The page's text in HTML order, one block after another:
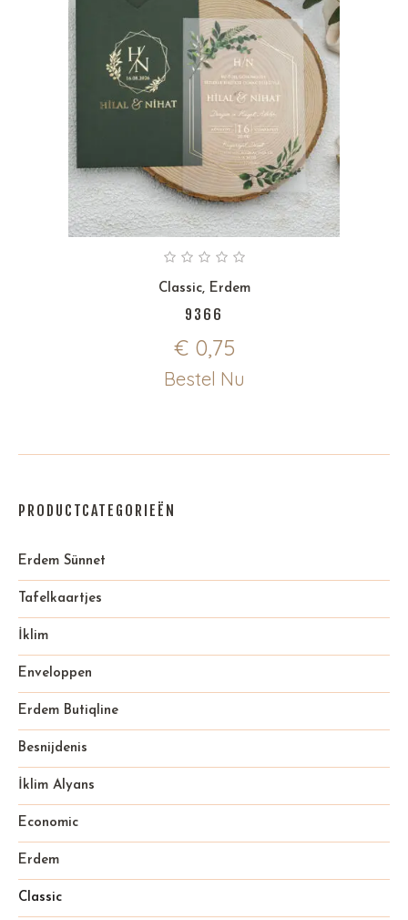
Classic, Erdem
9366
€ 0,75
Bestel Nu
PRODUCTCATEGORIEËN
Erdem Sünnet
Tafelkaartjes
İklim
Enveloppen
Erdem Butiqline
Besnijdenis
İklim Alyans
Economic
Erdem
Classic